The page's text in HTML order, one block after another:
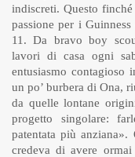
indiscreti. Questo
passione per i
11. Da bravo boy
lavori di casa ogni
entusiasmo contagioso
un po’ burbera di Ona,
da quelle lontane
progetto singolare:
patentata più
credeva di avere